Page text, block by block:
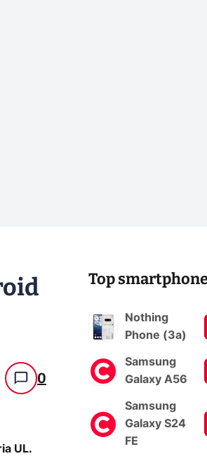
0
UL.
Top
Nothing
Phone (3a)
Samsung
Galaxy A56
Samsung
Galaxy S24
FE